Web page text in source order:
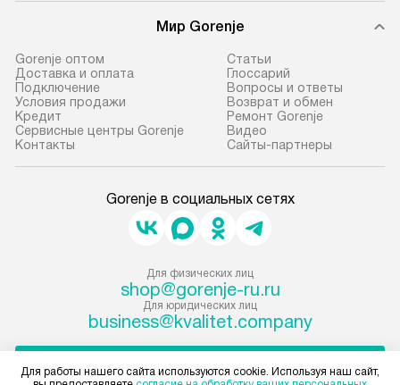
Мир Gorenje
Gorenje оптом
Доставка и оплата
Подключение
Условия продажи
Кредит
Сервисные центры Gorenje
Контакты
Cтатьи
Глоссарий
Вопросы и ответы
Возврат и обмен
Ремонт Gorenje
Видео
Сайты-партнеры
Gorenje в социальных сетях
Для физических лиц
shop@gorenje-ru.ru
Для юридических лиц
business@kvalitet.company
Для работы нашего сайта используются cookie. Используя наш сайт,